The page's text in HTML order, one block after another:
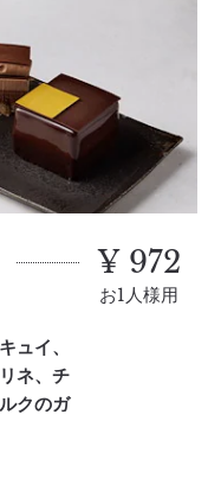
お1人様用
¥ 972
ュイ、
ネ、チ
クのガ